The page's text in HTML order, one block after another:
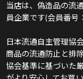
当店は、偽造品の流
員企業です(会員番号
日本流通自主管理協
商品の流通防止と排
協会基準に基づいた